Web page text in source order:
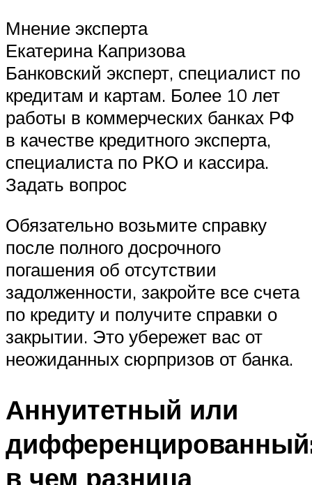
Мнение эксперта
Екатерина Капризова
Банковский эксперт, специалист по
кредитам и картам. Более 10 лет
работы в коммерческих банках РФ
в качестве кредитного эксперта,
специалиста по РКО и кассира.
Задать вопрос
Обязательно возьмите справку
после полного досрочного
погашения об отсутствии
задолженности, закройте все счета
по кредиту и получите справки о
закрытии. Это убережет вас от
неожиданных сюрпризов от банка.
Аннуитетный или
в чем разница